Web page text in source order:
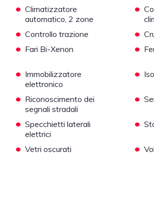
• Climatizzatore
automatico, 2 zone
•
• Controllo trazione •
• Fari Bi-Xenon •
• Immobilizzatore
elettronico
•
• Riconoscimento dei
segnali stradali
•
• Specchietti laterali
elettrici
•
• Vetri oscurati •